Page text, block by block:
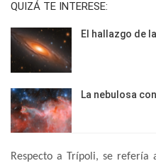
QUIZÁ TE INTERESE:
El hallazgo de
La nebulosa
Respecto a Trípoli, se